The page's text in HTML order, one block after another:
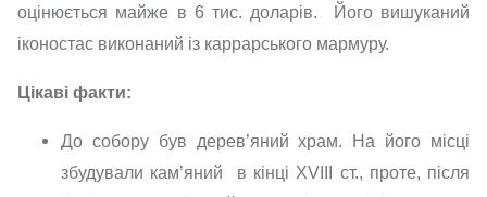
оцінюється майже в 6 тис. доларів. Його вишуканий
іконостас виконаний із каррарського мармуру.
Цікаві факти:
До собору був дерев’яний храм. На його місці
збудували кам’яний в кінці XVIII ст., проте, після